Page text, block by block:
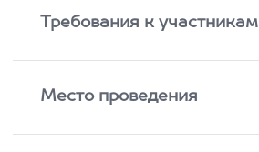
Требования к участникам
Место проведения